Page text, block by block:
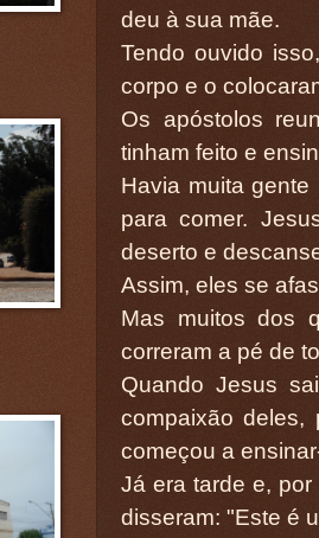
deu à sua mãe.
Tendo ouvido
corpo e o
Os apóstolos
tinham feito e
Havia muita
para comer.
deserto e
Assim, eles se
Mas muitos dos
correram a pé de
Quando Jesus
compaixão deles,
começou a
Já era tarde e,
disseram: "Este é